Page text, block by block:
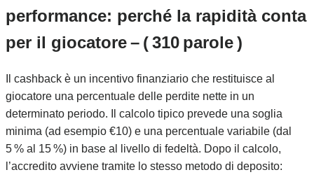
performance: perché la rapidità conta
per il giocatore – ( 310 parole )
Il cashback è un incentivo finanziario che restituisce al
giocatore una percentuale delle perdite nette in un
determinato periodo. Il calcolo tipico prevede una soglia
minima (ad esempio €10) e una percentuale variabile (dal
5 % al 15 %) in base al livello di fedeltà. Dopo il calcolo,
l’accredito avviene tramite lo stesso metodo di deposito: